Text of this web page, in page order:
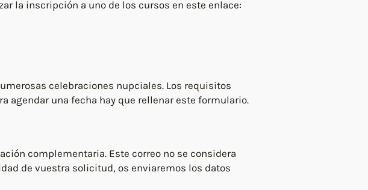
la inscripción a uno de los cursos en este enlace:
celebraciones nupciales. Los requisitos
agendar una fecha hay que rellenar este formulario.
complementaria. Este correo no se considera
de vuestra solicitud, os enviaremos los datos